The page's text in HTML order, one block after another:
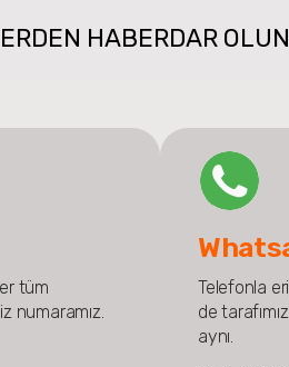
HABERDAR
tüm
numaramız.
Telefonla
de
aynı.